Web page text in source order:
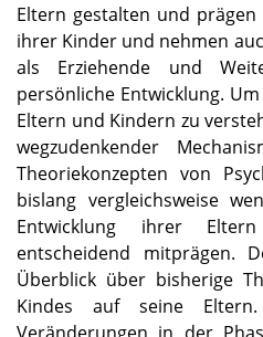
Eltern gestalten und
ihrer Kinder und nehmen
als Erziehende und
persönliche Entwicklung.
Eltern und Kindern zu
wegzudenkender
Theoriekonzepten von
bislang vergleichsweise
Entwicklung ihrer
entscheidend mitprägen.
Überblick über bisherige
Kindes auf seine